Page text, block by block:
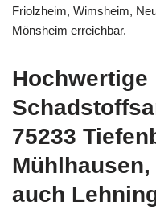
Friolzheim, Wimsheim,
Mönsheim erreichbar.
Hochwertige
75233
auch